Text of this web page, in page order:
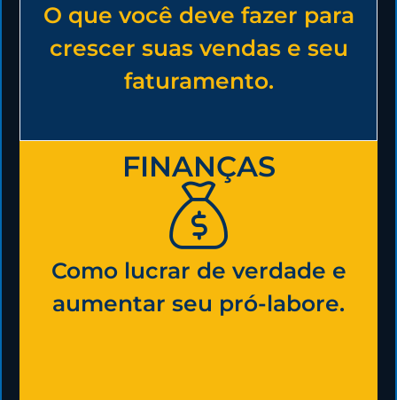
O que você deve fazer para
crescer suas vendas e seu
faturamento.
FINANÇAS
Como lucrar de verdade e
aumentar seu pró-labore.